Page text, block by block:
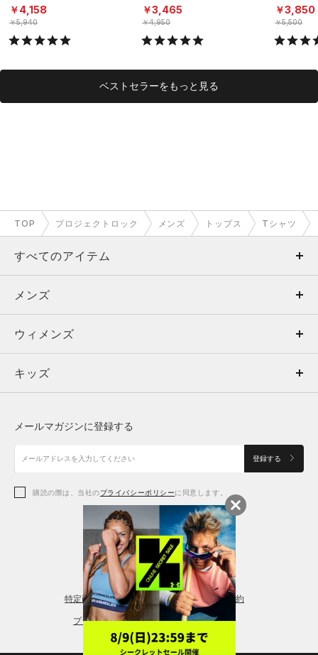
ーニング/MEN）
￥4,158
￥5,940
レーニング/MEN）
￥3,465
￥4,950
グ/MEN）
￥3,850
￥5,500
ベストセラーをもっと見る
TOP プロジェクトロック メンズ トップス Tシャツ
すべてのアイテム
メンズ
ウィメンズ
キッズ
アクセサリー
メンズ
トップス
ボトムス
アクセサリー
ウィメンズ
トップス
シューズ
アクセサリー
レギンス＆タイツ
キッズ
シューズ
メールマガジンに登録する
登録する
購読の際は、当社のプライバシーポリシーに同意します。
特定商取引法に基づく通販の表記 会員規約
プライバシーポリシー